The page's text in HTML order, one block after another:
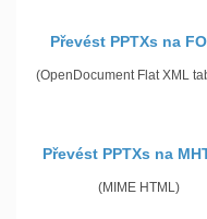
Převést PPTXs na
(OpenDocument Flat XML
Převést PPTXs na
(MIME HTML)